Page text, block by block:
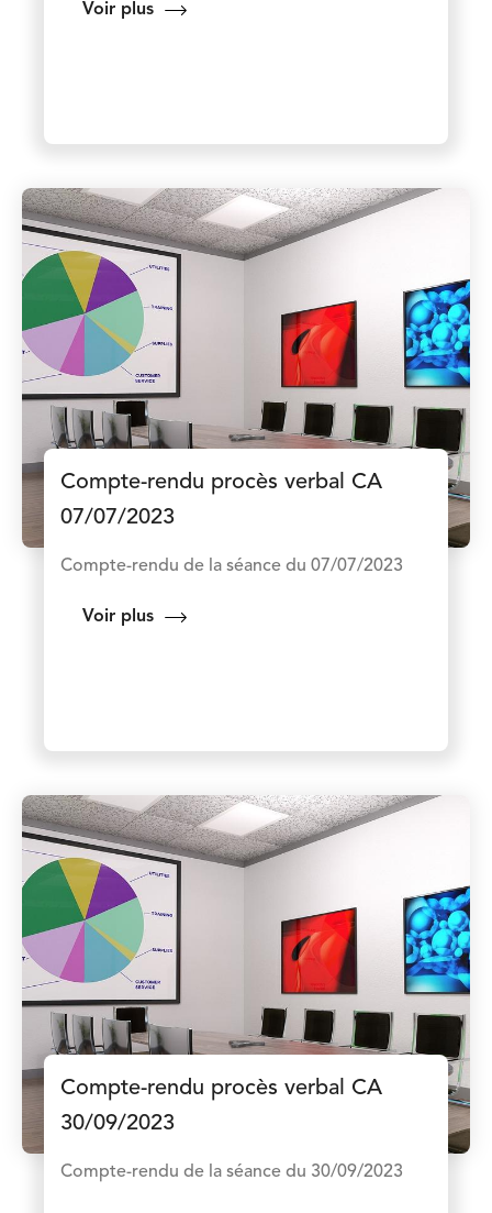
Voir plus
Compte-rendu procès verbal CA
07/07/2023
Compte-rendu de la séance du 07/07/2023
Voir plus
Compte-rendu procès verbal CA
30/09/2023
Compte-rendu de la séance du 30/09/2023